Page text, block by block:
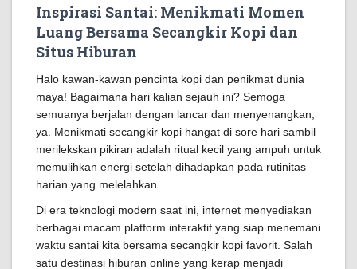
Inspirasi Santai: Menikmati Momen
Luang Bersama Secangkir Kopi dan
Situs Hiburan
Halo kawan-kawan pencinta kopi dan penikmat dunia
maya! Bagaimana hari kalian sejauh ini? Semoga
semuanya berjalan dengan lancar dan menyenangkan,
ya. Menikmati secangkir kopi hangat di sore hari sambil
merilekskan pikiran adalah ritual kecil yang ampuh untuk
memulihkan energi setelah dihadapkan pada rutinitas
harian yang melelahkan.
Di era teknologi modern saat ini, internet menyediakan
berbagai macam platform interaktif yang siap menemani
waktu santai kita bersama secangkir kopi favorit. Salah
satu destinasi hiburan online yang kerap menjadi